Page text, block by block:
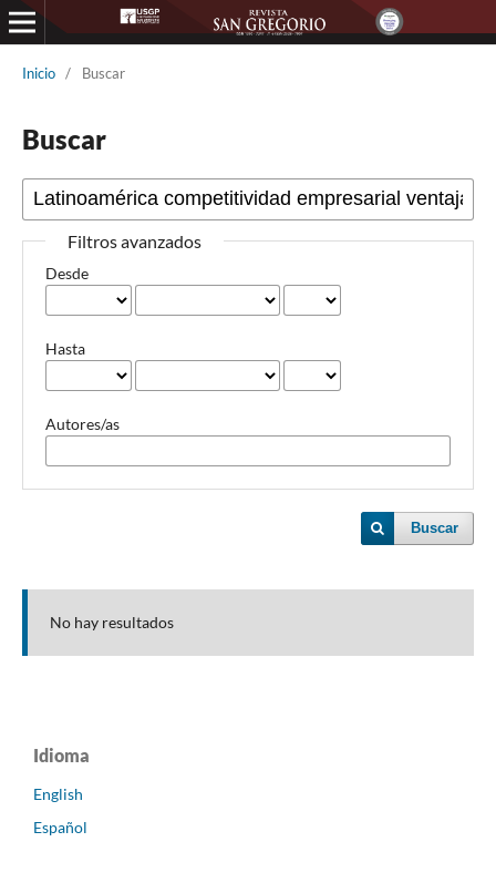
Inicio / Buscar
Buscar
Filtros avanzados
Desde
Hasta
Autores/as
Buscar
No hay resultados
Idioma
English
Español